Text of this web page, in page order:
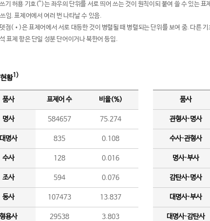
기 허용 기호(^)는 좌우의 단위를 서로 띄어 쓰는 것이 원칙이되 붙여 쓸 수 있는 표
임. 표제어에서 여러 번 나타날 수 있음.
점(•)은 표제어에서 서로 대등한 것이 병렬될 때 병렬되는 단위를 보여 줌. 다른 기
표제 항은 단일 성분 단어이거나 북한어 등임.
황1)
품사 표제어 수 비율(%)
명사 584657 75.274
명사 835 0.108
수사 128 0.016
조사 594 0.076
동사 107473 13.837
용사 29538 3.803
품사
관형사·명사
수사·관형사
명사·부사
감탄사·명사
대명사·부사
대명사·감탄사